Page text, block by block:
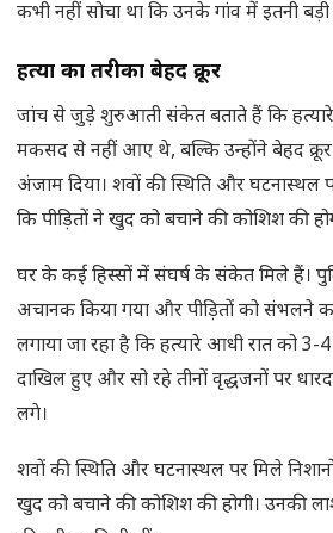
कभी नहीं सोचा था कि उनके गांव में इतनी बड़ी
हत्या का तरीका बेहद क्रूर
जांच से जुड़े शुरुआती संकेत बताते हैं कि
मकसद से नहीं आए थे, बल्कि उन्होंने बेहद क्रूर
अंजाम दिया। शवों की स्थिति और घटनास्थल
कि पीड़ितों ने खुद को बचाने की कोशिश की
घर के कई हिस्सों में संघर्ष के संकेत मिले हैं।
अचानक किया गया और पीड़ितों को संभलने
लगाया जा रहा है कि हत्यारे आधी रात को
दाखिल हुए और सो रहे तीनों वृद्धजनों पर
लगे।
शवों की स्थिति और घटनास्थल पर मिले
खुद को बचाने की कोशिश की होगी। उनकी